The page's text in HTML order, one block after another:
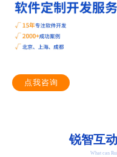
点我咨询
锐智互